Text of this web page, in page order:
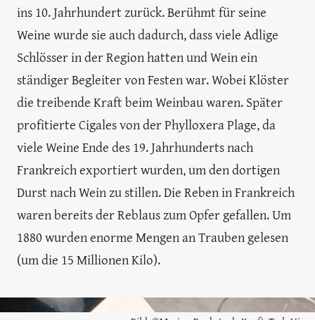
ins 10. Jahrhundert zurück. Berühmt für seine
Weine wurde sie auch dadurch, dass viele Adlige
Schlösser in der Region hatten und Wein ein
ständiger Begleiter von Festen war. Wobei Klöster
die treibende Kraft beim Weinbau waren. Später
profitierte Cigales von der Phylloxera Plage, da
viele Weine Ende des 19. Jahrhunderts nach
Frankreich exportiert wurden, um den dortigen
Durst nach Wein zu stillen. Die Reben in Frankreich
waren bereits der Reblaus zum Opfer gefallen. Um
1880 wurden enorme Mengen an Trauben gelesen
(um die 15 Millionen Kilo).